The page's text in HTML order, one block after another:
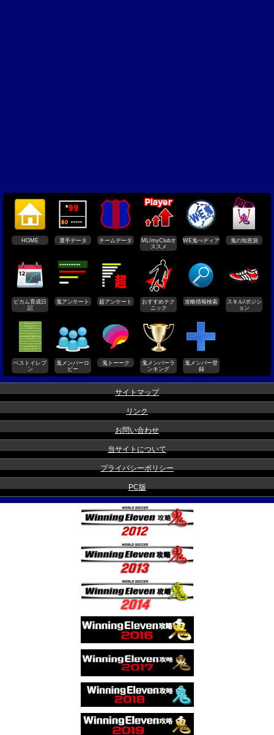
HOME 選手データ チームデータ
ML/myClubオ
ススメ
WE鬼ぺディア 鬼の知恵袋
ビカム育成日
記
鬼アンケート 超アンケート
おすすめテク
ニック
攻略情報検索
スキル/ポジシ
ョン
ベストイレブ
ン
鬼メンバーロ
ビー
鬼トーーク
鬼メンバーラ
ンキング
鬼メンバー登
録
サイトマップ
リンク
お問い合わせ
当サイトについて
プライバシーポリシー
PC版